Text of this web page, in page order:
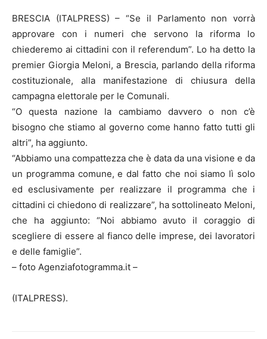
BRESCIA (ITALPRESS) – “Se il Parlamento non vorrà
approvare con i numeri che servono la riforma lo
chiederemo ai cittadini con il referendum”. Lo ha detto la
premier Giorgia Meloni, a Brescia, parlando della riforma
costituzionale, alla manifestazione di chiusura della
campagna elettorale per le Comunali.
“O questa nazione la cambiamo davvero o non c’è
bisogno che stiamo al governo come hanno fatto tutti gli
altri”, ha aggiunto.
“Abbiamo una compattezza che è data da una visione e da
un programma comune, e dal fatto che noi siamo lì solo
ed esclusivamente per realizzare il programma che i
cittadini ci chiedono di realizzare”, ha sottolineato Meloni,
che ha aggiunto: “Noi abbiamo avuto il coraggio di
scegliere di essere al fianco delle imprese, dei lavoratori
e delle famiglie”.
– foto Agenziafotogramma.it –
(ITALPRESS).